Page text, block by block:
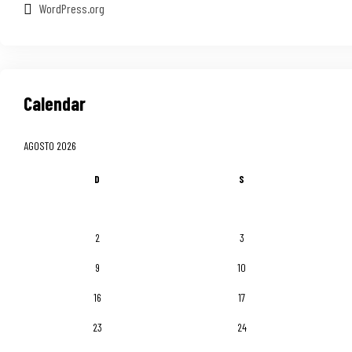
WordPress.org
Calendar
AGOSTO 2026
D S
2 3
9 10
16 17
23 24